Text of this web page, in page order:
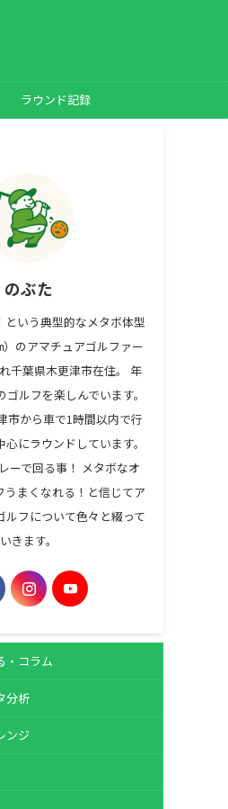
ラウンド記録
のぶた
という典型的なメタボ体型
）のアマチュアゴルファー
千葉県木更津市在住。 年
ルフを楽しんでいます。
市から車で1時間以内で行
にラウンドしています。
ーで回る事！ メタボなオ
うまくなれる！と信じてア
ルフについて色々と綴って
いきます。
・コラム
分析
ンジ